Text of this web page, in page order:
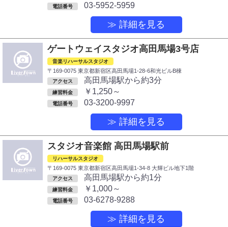
電話番号 03-5952-5959
≫ 詳細を見る
ゲートウェイスタジオ高田馬場3号店
音楽リハーサルスタジオ
〒169-0075 東京都新宿区高田馬場1-28-6和光ビルB棟
アクセス 高田馬場駅から約3分
練習料金 ￥1,250～
電話番号 03-3200-9997
≫ 詳細を見る
スタジオ音楽館 高田馬場駅前
リハーサルスタジオ
〒169-0075 東京都新宿区高田馬場1-34-8 大輝ビル地下1階
アクセス 高田馬場駅から約1分
練習料金 ￥1,000～
電話番号 03-6278-9288
≫ 詳細を見る